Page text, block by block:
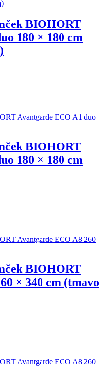
BIOHORT
180 × 180 cm
BIOHORT
180 × 180 cm
BIOHORT
× 340 cm (tmavo